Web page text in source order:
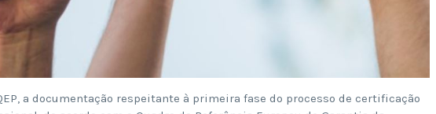
a documentação respeitante à primeira fase do processo de certificação